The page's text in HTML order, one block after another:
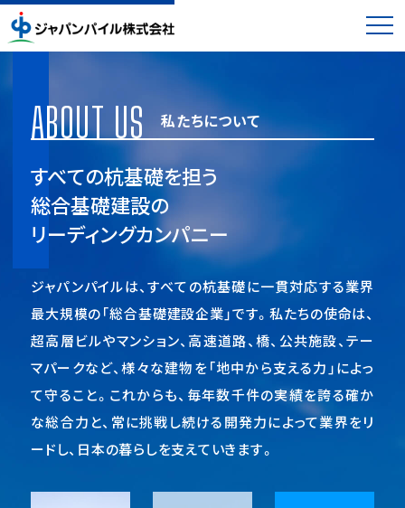
ABOUT US 私たちについて
すべての杭基礎を担う
総合基礎建設の
リーディングカンパニー
ジャパンパイルは、すべての杭基礎に一貫対応する業界
最大規模の「総合基礎建設企業」です。私たちの使命は、
超高層ビルやマンション、高速道路、橋、公共施設、テー
マパークなど、様々な建物を「地中から支える力」によっ
て守ること。これからも、毎年数千件の実績を誇る確か
な総合力と、常に挑戦し続ける開発力によって業界をリ
ードし、日本の暮らしを支えていきます。